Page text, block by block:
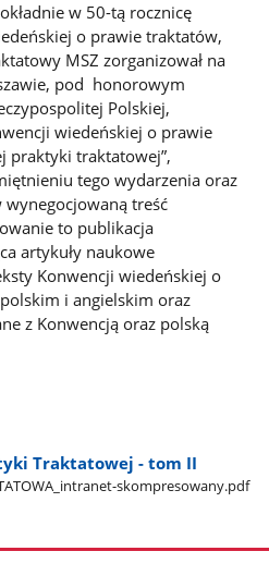
w 50-tą rocznicę
o prawie traktatów,
MSZ zorganizował na
pod honorowym
Polskiej,
wiedeńskiej o prawie
praktyki traktatowej”,
tego wydarzenia oraz
wynegocjowaną treść
to publikacja
artykuły naukowe
Konwencji wiedeńskiej o
i angielskim oraz
z Konwencją oraz polską
Traktatowej - tom II
skompresowany.pdf